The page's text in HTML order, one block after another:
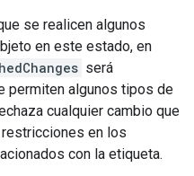
se realicen algunos
en este estado, en
será
permiten algunos tipos de
cualquier cambio que
en los
con la etiqueta.